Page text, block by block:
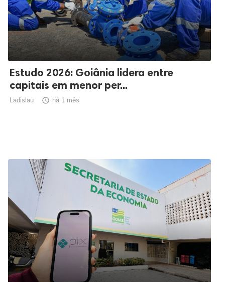
Estudo 2026: Goiânia lidera entre
capitais em menor per...
Ladislau  há 1 mês